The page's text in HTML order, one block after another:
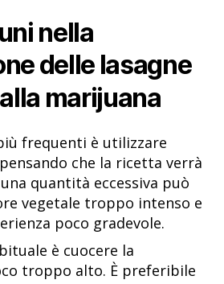
nella
delle lasagne
marijuana
frequenti è utilizzare
che la ricetta verrà
quantità eccessiva può
vegetale troppo intenso e
poco gradevole.
è cuocere la
troppo alto. È preferibile